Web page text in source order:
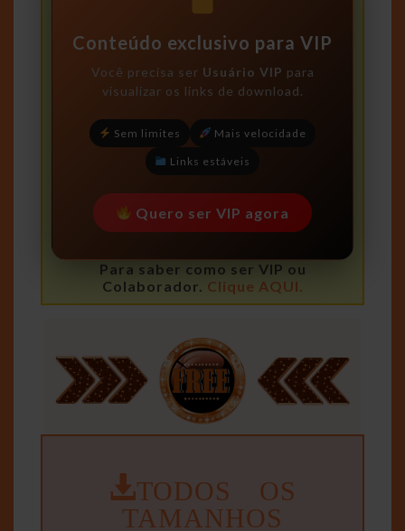
Conteúdo exclusivo para VIP
Você precisa ser Usuário VIP para
visualizar os links de download.
Sem limites Mais velocidade
Links estáveis
Quero ser VIP agora
Para saber como ser VIP ou
Colaborador. Clique AQUI.
TODOS OS
TAMANHOS